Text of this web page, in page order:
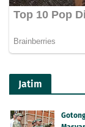
Jatim